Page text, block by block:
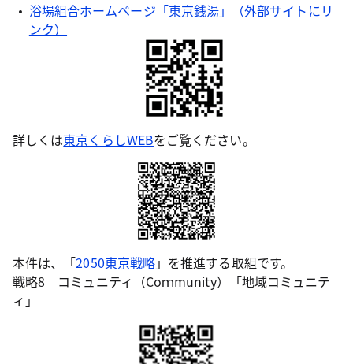
浴場組合ホームページ「東京銭湯」（外部サイトにリ
ンク）
詳しくは東京くらしWEBをご覧ください。
本件は、「2050東京戦略」を推進する取組です。
戦略8 コミュニティ（Coｍmunity）「地域コミュニテ
ィ」